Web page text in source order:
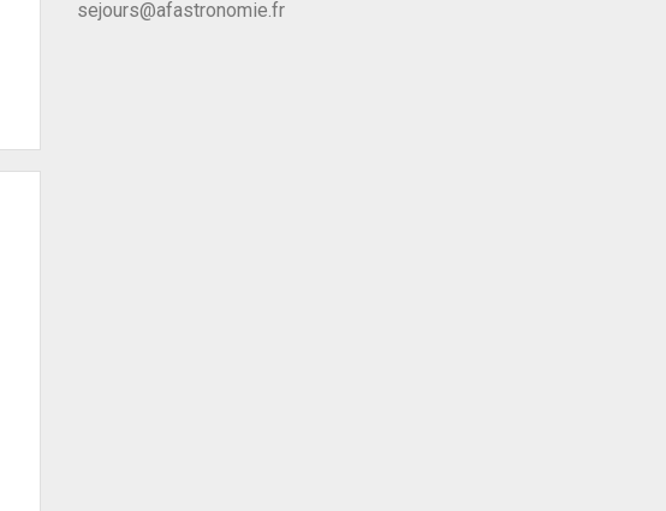
sejours@afastronomie.fr